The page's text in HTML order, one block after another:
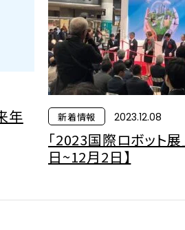
年 新着情報 2023.12.08
「2023国際ロボット
日~12月2日】